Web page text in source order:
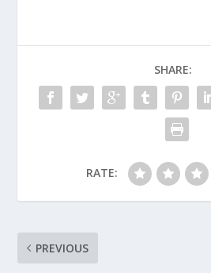
SHARE:
RATE:
PREVIOUS